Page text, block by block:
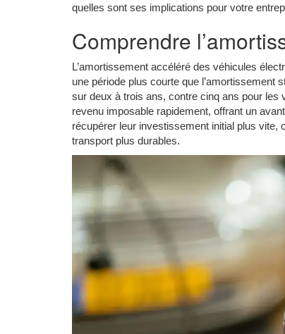
quelles sont ses implications pour votre
Comprendre
L’amortissement accéléré des véhicules
une période plus courte que l’amortissement
sur deux à trois ans, contre cinq ans pour les
revenu imposable rapidement, offrant un
récupérer leur investissement initial plus vite,
transport plus durables.